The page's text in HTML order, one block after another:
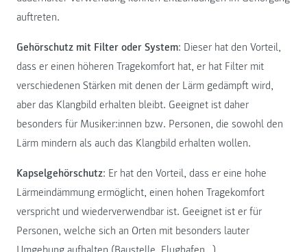
auftreten.
Gehörschutz mit Filter oder System: Dieser hat den Vorteil,
dass er einen höheren Tragekomfort hat, er hat Filter mit
verschiedenen Stärken mit denen der Lärm gedämpft wird,
aber das Klangbild erhalten bleibt. Geeignet ist daher
besonders für Musiker:innen bzw. Personen, die sowohl den
Lärm mindern als auch das Klangbild erhalten wollen.
Kapselgehörschutz: Er hat den Vorteil, dass er eine hohe
Lärmeindämmung ermöglicht, einen hohen Tragekomfort
verspricht und wiederverwendbar ist. Geeignet ist er für
Personen, welche sich an Orten mit besonders lauter